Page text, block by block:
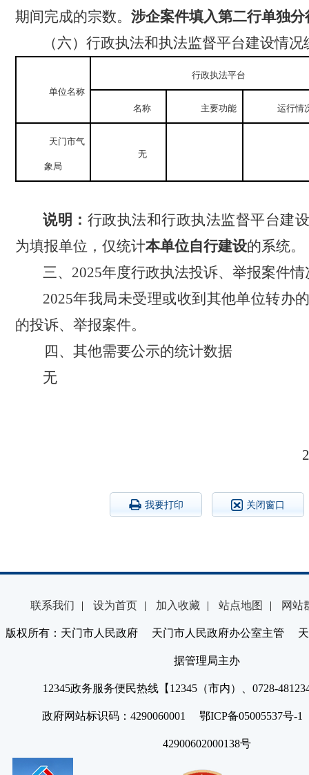
期间完成的宗数。 涉企案件填入第二行单独分
（六） 行政执法和执法监督平台建设情况
单位名称
行政执法平台
名称 主要功能 运行情
天门市气
象局
无
说明： 行政执法和行政执法监督平台建
为填报单位，仅统计本单位自行建设的系统。
三、 2025年度行政执法投诉、举报案件情
2025年我局未受理或收到 其他单位转办
的投诉、举报案件。
四、其他需要公示的统计数据
无
我要打印 关闭窗口
联系我们 | 设为首页 | 加入收藏 | 站点地图 | 网站
版权所有：天门市人民政府 天门市人民政府办公室主管 天
据管理局主办
12345政务服务便民热线【12345（市内）、0728-
政府网站标识码：4290060001 鄂ICP备05005537号
42900602000138号